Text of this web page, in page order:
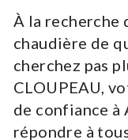
À la recherche
chaudière de
cherchez pas
CLOUPEAU,
de confiance
répondre à